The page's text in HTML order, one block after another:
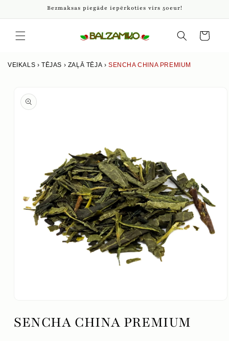
saturu
Bezmaksas piegāde iepērkoties virs 50eur!
grozs
VEIKALS ›TĒJAS › ZAĻĀ TĒJA ›SENCHA CHINA PREMIUM
produkta
informāciju
1
modālajā
SENCHA CHINA PREMIUM